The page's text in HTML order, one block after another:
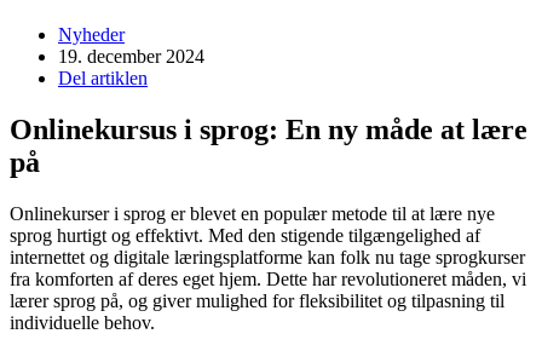
Nyheder
19. december 2024
Del artiklen
Onlinekursus i sprog: En ny måde at lære
på
Onlinekurser i sprog er blevet en populær metode til at lære nye
sprog hurtigt og effektivt. Med den stigende tilgængelighed af
internettet og digitale læringsplatforme kan folk nu tage sprogkurser
fra komforten af deres eget hjem. Dette har revolutioneret måden, vi
lærer sprog på, og giver mulighed for fleksibilitet og tilpasning til
individuelle behov.